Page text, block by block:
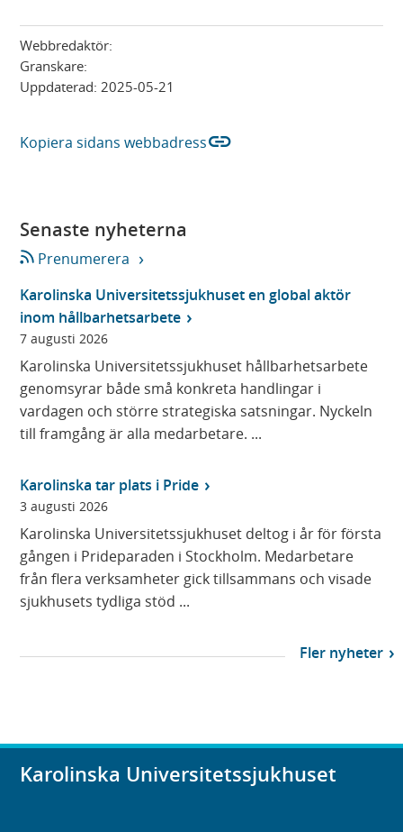
Webbredaktör:
Granskare:
Uppdaterad:2025-05-21
Kopiera sidans webbadresslink
Senaste nyheterna
Prenumerera
Karolinska Universitetssjukhuset en global aktör
inom hållbarhetsarbete
7 augusti 2026
Karolinska Universitetssjukhuset hållbarhetsarbete
genomsyrar både små konkreta handlingar i
vardagen och större strategiska satsningar. Nyckeln
till framgång är alla medarbetare. ...
Karolinska tar plats i Pride
3 augusti 2026
Karolinska Universitetssjukhuset deltog i år för första
gången i Prideparaden i Stockholm. Medarbetare
från flera verksamheter gick tillsammans och visade
sjukhusets tydliga stöd ...
Fler nyheter
Karolinska Universitetssjukhuset